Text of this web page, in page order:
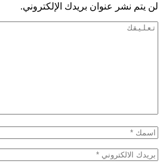
لن يتم نشر عنوان بريدك الإلكتروني.